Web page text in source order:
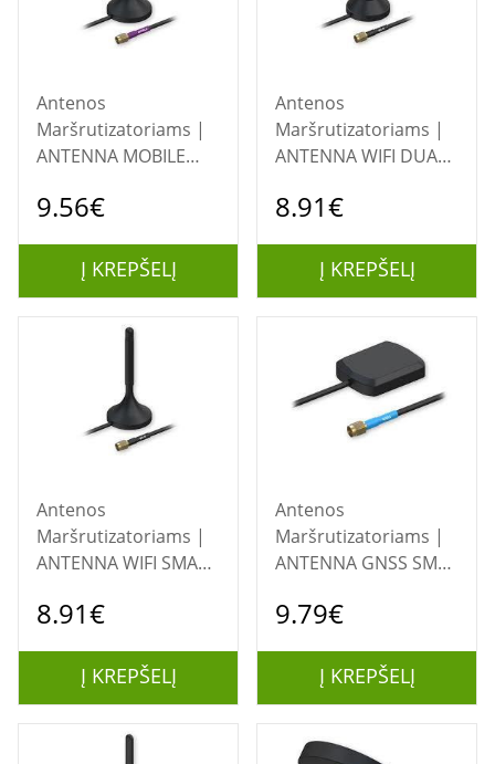
Antenos
Maršrutizatoriams |
ANTENNA MOBILE
MAGNETIC/PR1KS210
9.56€
Į KREPŠELĮ
Antenos
Maršrutizatoriams |
ANTENNA WIFI DUAL-
SMA/MAGNETIC
8.91€
Į KREPŠELĮ
Antenos
Maršrutizatoriams |
ANTENNA WIFI SMA
TELTONIKA
8.91€
Į KREPŠELĮ
Antenos
Maršrutizatoriams |
ANTENNA GNSS SMA
TELTONIKA
9.79€
Į KREPŠELĮ